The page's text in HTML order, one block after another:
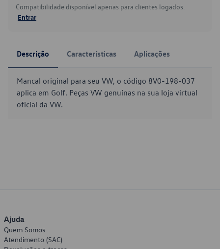
Compatibilidade disponível apenas para clientes logados.
Entrar
Descrição Características Aplicações
Mancal original para seu VW, o código 8V0-198-037
aplica em Golf. Peças VW genuínas na sua loja virtual
oficial da VW.
Ajuda
Quem Somos
Atendimento (SAC)